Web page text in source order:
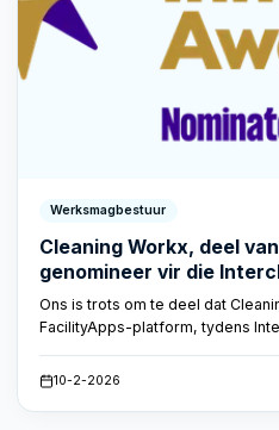
Werksmagbestuur
Cleaning Workx, deel
genomineer vir die
2026
Ons is trots om te deel dat
FacilityApps-platform, tydens
genomineer is vir die Amsterdam
10-2-2026